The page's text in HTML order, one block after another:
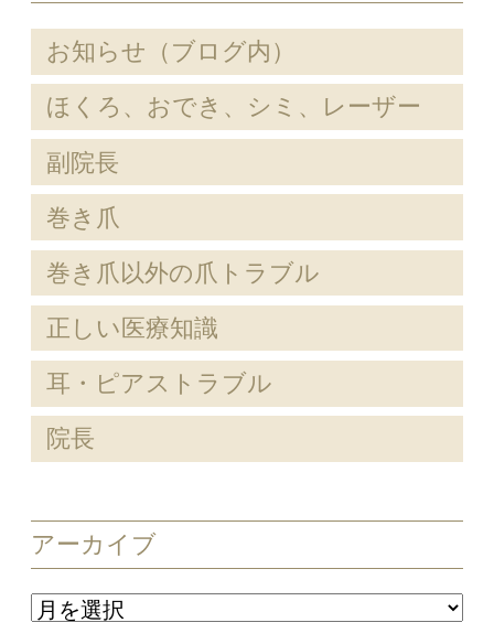
お知らせ（ブログ内）
ほくろ、おでき、シミ、レーザー
副院長
巻き爪
巻き爪以外の爪トラブル
正しい医療知識
耳・ピアストラブル
院長
アーカイブ